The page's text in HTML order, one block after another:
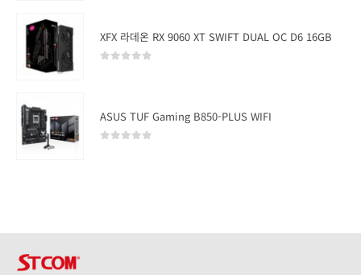
XFX 라데온 RX 9060 XT SWIFT DUAL OC D6 16GB
ASUS TUF Gaming B850-PLUS WIFI